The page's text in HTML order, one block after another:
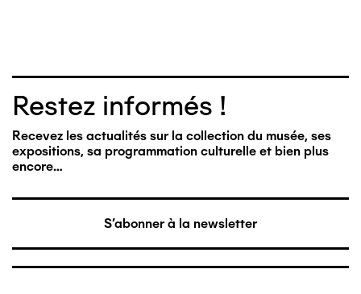
Restez informés !
Recevez les actualités sur la collection du musée, ses
expositions, sa programmation culturelle et bien plus
encore…
S'abonner à la newsletter